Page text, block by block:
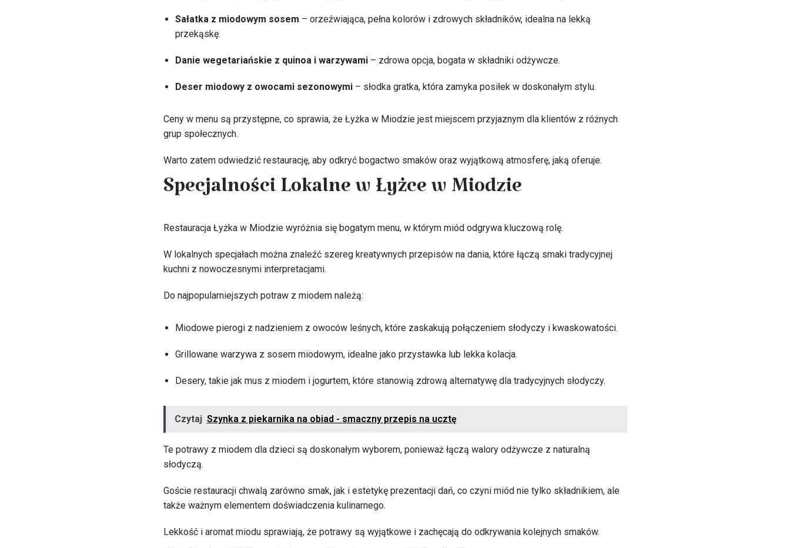
Sałatka z miodowym sosem – orzeźwiająca, pełna kolorów i zdrowych składników, idealna na lekką
przekąskę.
Danie wegetariańskie z quinoa i warzywami– zdrowa opcja, bogata w składniki odżywcze.
Deser miodowy z owocami sezonowymi– słodka gratka, która zamyka posiłek w doskonałym stylu.
Ceny w menu są przystępne, co sprawia, że Łyżka w Miodzie jest miejscem przyjaznym dla klientów z różnych
grup społecznych.
Warto zatem odwiedzić restaurację, aby odkryć bogactwo smaków oraz wyjątkową atmosferę, jaką oferuje.
Specjalności Lokalne w Łyżce w Miodzie
Restauracja Łyżka w Miodzie wyróżnia się bogatym menu, w którym miód odgrywa kluczową rolę.
W lokalnych specjałach można znaleźć szereg kreatywnych przepisów na dania, które łączą smaki tradycyjnej
kuchni z nowoczesnymi interpretacjami.
Do najpopularniejszych potraw z miodem należą:
Miodowe pierogi z nadzieniem z owoców leśnych, które zaskakują połączeniem słodyczy i kwaskowatości.
Grillowane warzywa z sosem miodowym, idealne jako przystawka lub lekka kolacja.
Desery, takie jak mus z miodem i jogurtem, które stanowią zdrową alternatywę dla tradycyjnych słodyczy.
Czytaj Szynka z piekarnika na obiad - smaczny przepis na ucztę
Te potrawy z miodem dla dzieci są doskonałym wyborem, ponieważ łączą walory odżywcze z naturalną
słodyczą.
Goście restauracji chwalą zarówno smak, jak i estetykę prezentacji dań, co czyni miód nie tylko składnikiem, ale
także ważnym elementem doświadczenia kulinarnego.
Lekkość i aromat miodu sprawiają, że potrawy są wyjątkowe i zachęcają do odkrywania kolejnych smaków.